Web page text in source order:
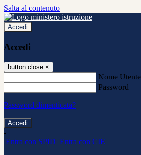
Salta al contenuto
Accedi
Accedi
button close ×
Nome Utente
Password
Password dimenticata?
-
Entra con SPID Entra con CIE